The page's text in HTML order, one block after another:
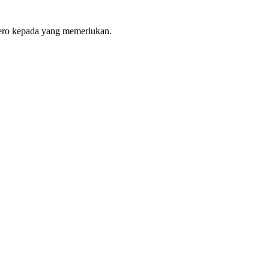
kepada yang memerlukan.